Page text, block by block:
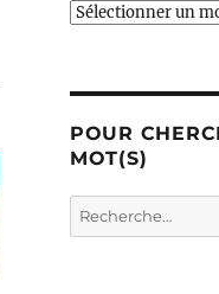
début
POUR
MOT(S)
Recherche
pour :